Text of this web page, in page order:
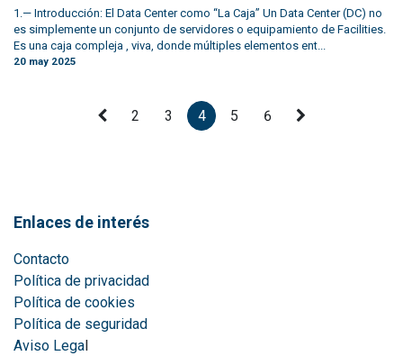
1.— Introducción: El Data Center como “La Caja” Un Data Center (DC) no
es simplemente un conjunto de servidores o equipamiento de Facilities.
Es una caja compleja , viva, donde múltiples elementos ent...
20 may 2025
2 3 4 5 6
Enlaces de interés
Contacto
Política de privacidad
Política de cookies
Política de seguridad
Aviso Lega